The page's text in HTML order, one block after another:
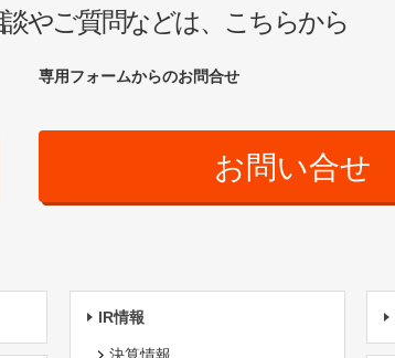
やご質問などは、こちらから
専用フォームからのお問合せ
お問い合せ
IR情報